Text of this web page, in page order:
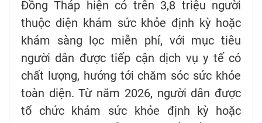
Đồng Tháp hiện có trên 3,8 triệu người
thuộc diện khám sức khỏe định kỳ hoặc
khám sàng lọc miễn phí, với mục tiêu
người dân được tiếp cận dịch vụ y tế có
chất lượng, hướng tới chăm sóc sức khỏe
toàn diện. Từ năm 2026, người dân được
tổ chức khám sức khỏe định kỳ hoặc